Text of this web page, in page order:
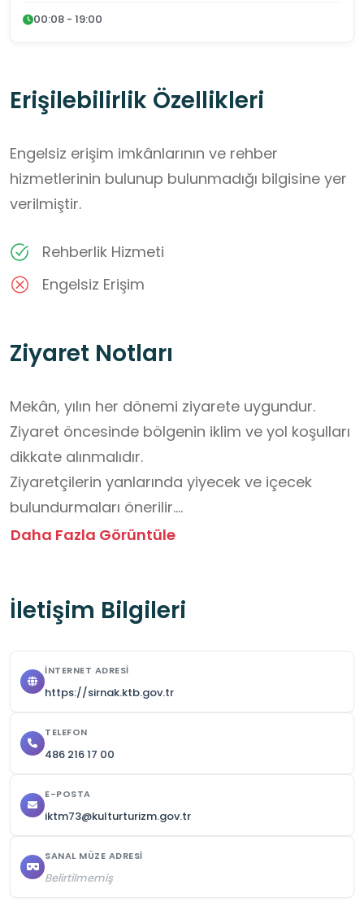
00:08 - 19:00
Erişilebilirlik Özellikleri
Engelsiz erişim imkânlarının ve rehber
hizmetlerinin bulunup bulunmadığı bilgisine yer
verilmiştir.
Rehberlik Hizmeti
Engelsiz Erişim
Ziyaret Notları
Mekân, yılın her dönemi ziyarete uygundur.
Ziyaret öncesinde bölgenin iklim ve yol koşulları
dikkate alınmalıdır.
Ziyaretçilerin yanlarında yiyecek ve içecek
bulundurmaları önerilir.
Mekân, doğa ve açık hava alanı olduğundan
gezi ekibinin önlem amaçlı ilk yardım çantasını
Daha Fazla Görüntüle
İletişim Bilgileri
İNTERNET ADRESI
https://sirnak.ktb.gov.tr
TELEFON
486 216 17 00
E-POSTA
iktm73@kulturturizm.gov.tr
SANAL MÜZE ADRESI
Belirtilmemiş